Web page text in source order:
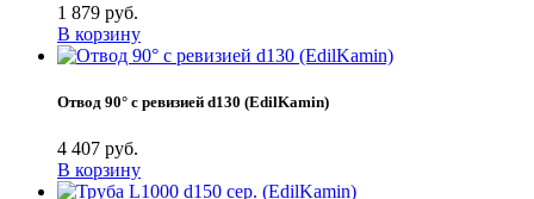
1 879 руб.
В корзину
Отвод 90° с ревизией d130 (EdilKamin)
4 407 руб.
В корзину